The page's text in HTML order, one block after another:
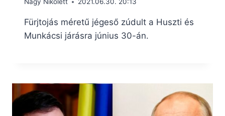
Nagy Nikolett 2021.06.30. 20:13
Fürjtojás méretű jégeső zúdult a Huszti és
Munkácsi járásra június 30-án.